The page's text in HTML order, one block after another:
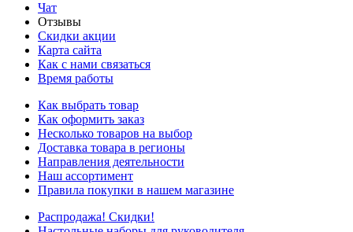
Чат
Отзывы
Скидки акции
Карта сайта
Как с нами связаться
Время работы
Как выбрать товар
Как оформить заказ
Несколько товаров на выбор
Доставка товара в регионы
Направления деятельности
Наш ассортимент
Правила покупки в нашем магазине
Распродажа! Скидки!